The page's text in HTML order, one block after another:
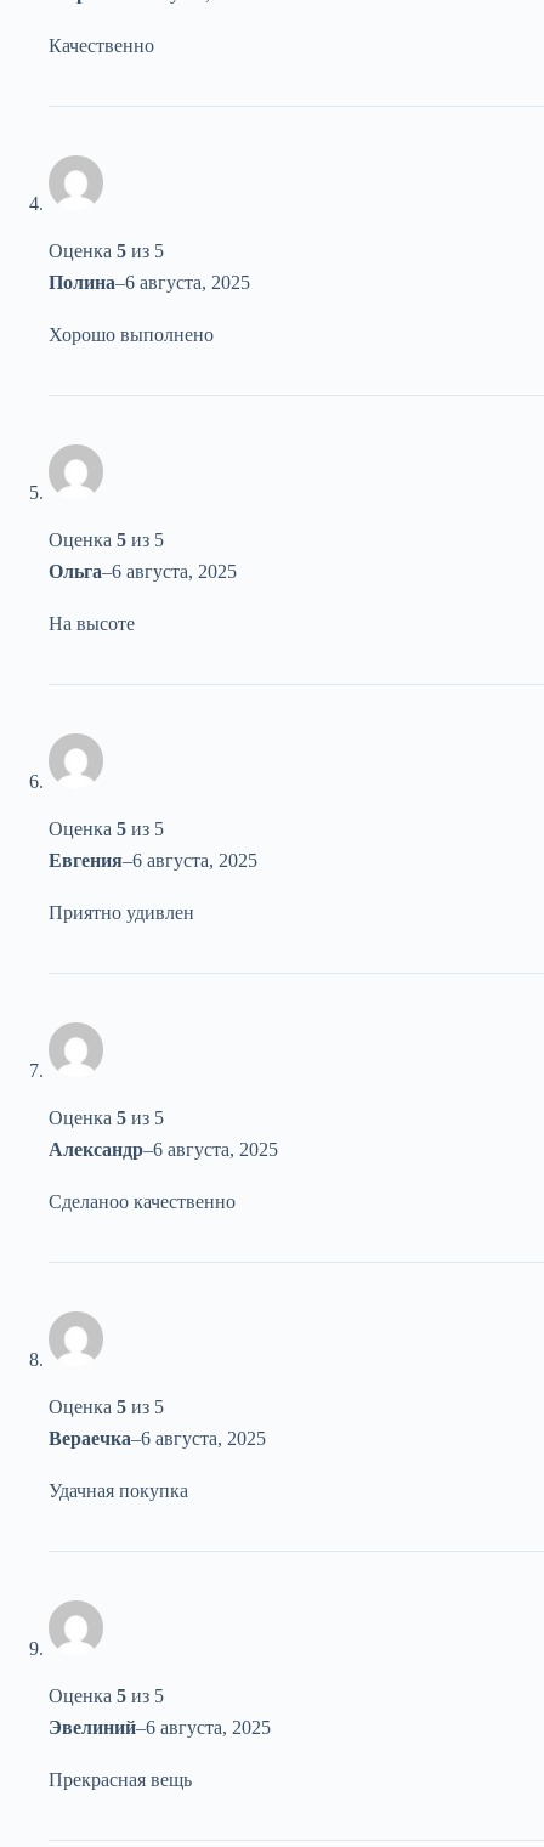
Качественно
Оценка 5 из 5
Полина–6 августа, 2025
Хорошо выполнено
Оценка 5 из 5
Ольга–6 августа, 2025
На высоте
Оценка 5 из 5
Евгения–6 августа, 2025
Приятно удивлен
Оценка 5 из 5
Александр–6 августа, 2025
Сделаноо качественно
Оценка 5 из 5
Вераечка–6 августа, 2025
Удачная покупка
Оценка 5 из 5
Эвелиний–6 августа, 2025
Прекрасная вещь